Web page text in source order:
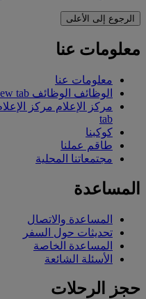
الرجوع إلى الأعلى
معلومات عنا
معلومات عنا
الوظائف الوظائف Opens an external link in a new tab
مركز الإعلام
tab
كوكبنا
طاقم عملنا
مجتمعاتنا المحلية
المساعدة
المساعدة والاتصال
تحديثات حول السفر
المساعدة الخاصة
الأسئلة الشائعة
حجز الرحلات